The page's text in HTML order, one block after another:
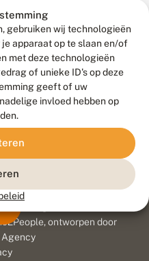
gebruiken wij technologieën
apparaat op te slaan en/of
met deze technologieën
of unieke ID's op deze
geeft of uw
invloed hebben op
Go2People, ontworpen door
Agency